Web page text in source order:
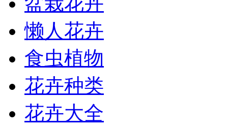
懒人花卉
食虫植物
花卉种类
花卉大全